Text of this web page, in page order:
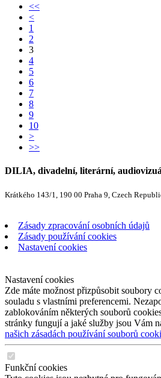
<<
<
1
2
3
4
5
6
7
8
9
10
>
>>
DILIA, divadelní, literární,
Krátkého 143/1, 190 00 Praha 9, Czech
Zásady zpracování osobních údajů
Zásady používání cookies
Nastavení cookies
Nastavení cookies
Zde máte možnost přizpůsobit soubory
souladu s vlastními preferencemi.
zablokováním některých souborů
stránky fungují a jaké služby jsou Vám
našich zásadách používání souborů
Funkční cookies